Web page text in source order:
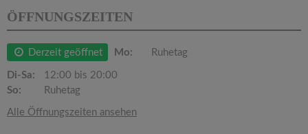
ÖFFNUNGSZEITEN
Derzeit geöffnet Mo: Ruhetag
Di-Sa:
12:00 bis 20:00
So:
Ruhetag
Alle Öffnungszeiten ansehen
t
i